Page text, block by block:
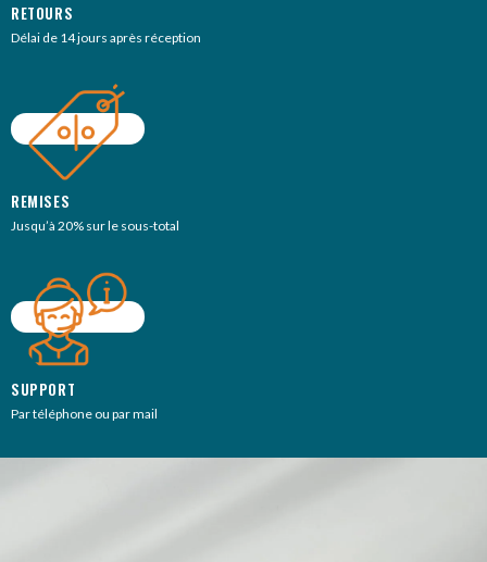
RETOURS
Délai de 14 jours après réception
REMISES
Jusqu’à 20% sur le sous-total
SUPPORT
Par téléphone ou par mail